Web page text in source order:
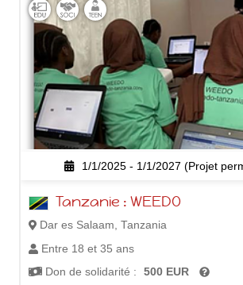
1/1/2025 - 1/1/2027 (Projet
Tanzanie : WEEDO
Dar es Salaam, Tanzania
Entre 18 et 35 ans
Don de solidarité :
500 EUR